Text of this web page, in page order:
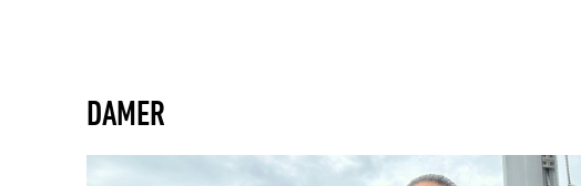
DAMER